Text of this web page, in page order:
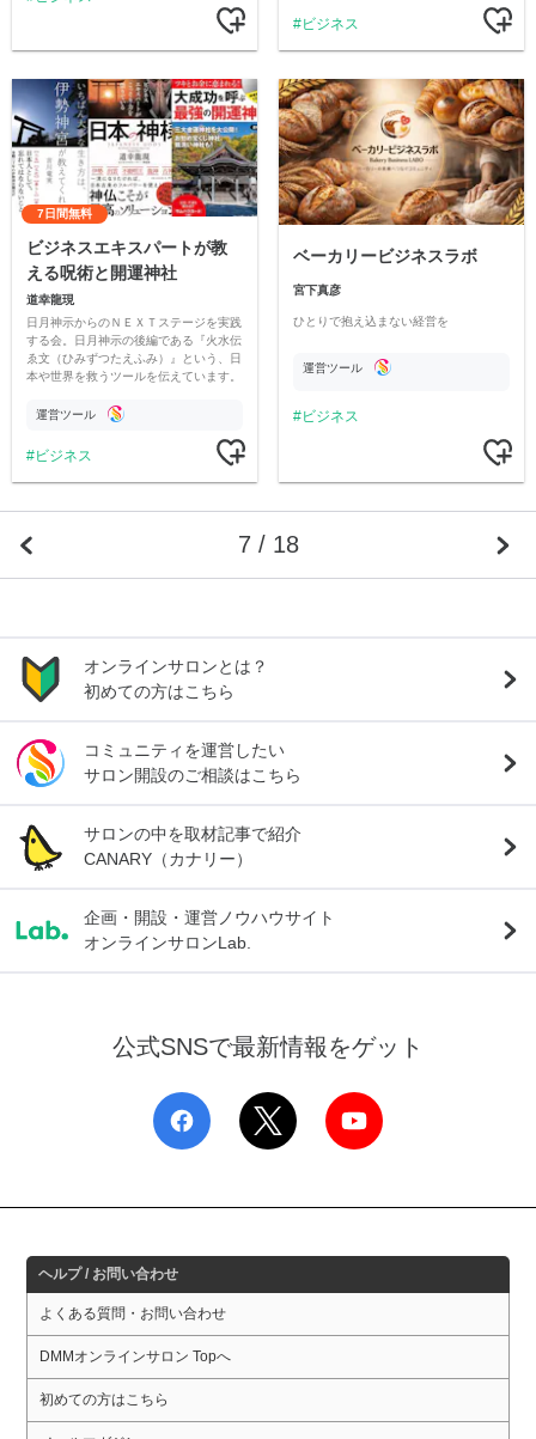
ビジネス
7日間無料
ビジネスエキスパートが教
える呪術と開運神社
道幸龍現
日月神示からのＮＥＸＴステージを実践
する会。日月神示の後編である『火水伝
ゑ文（ひみずつたえふみ）』という、日
本や世界を救うツールを伝えています。
を現代で使えるよう体系化し発信。
運営ツール
ビジネス
ベーカリービジネスラボ
宮下真彦
ひとりで抱え込まない経営を
運営ツール
ビジネス
7 / 18
オンラインサロンとは？
初めての方はこちら
コミュニティを運営したい
サロン開設のご相談はこちら
サロンの中を取材記事で紹介
CANARY（カナリー）
企画・開設・運営ノウハウサイト
オンラインサロンLab.
公式SNSで最新情報をゲット
ヘルプ / お問い合わせ
よくある質問・お問い合わせ
DMMオンラインサロン Topへ
初めての方はこちら